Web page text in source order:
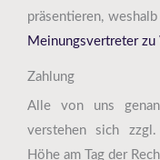
präsentieren, weshalb
Meinungsvertreter
Zahlung
Alle von uns
verstehen sich
Höhe am Tag der